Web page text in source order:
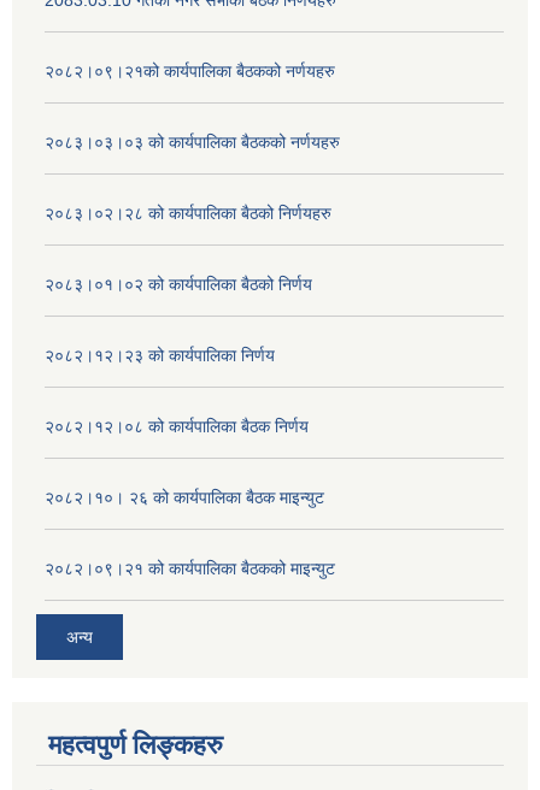
२०८२।०९।२१को कार्यपालिका बैठकको नर्णयहरु
२०८३।०३।०३ को कार्यपालिका बैठकको नर्णयहरु
२०८३।०२।२८ को कार्यपालिका बैठको निर्णयहरु
२०८३।०१।०२ को कार्यपालिका बैठको निर्णय
२०८२।१२।२३ को कार्यपालिका निर्णय
२०८२।१२।०८ को कार्यपालिका बैठक निर्णय
२०८२।१०। २६ को कार्यपालिका बैठक माइन्युट
२०८२।०९।२१ को कार्यपालिका बैठकको माइन्युट
अन्य
महत्वपुर्ण लिङ्कहरु